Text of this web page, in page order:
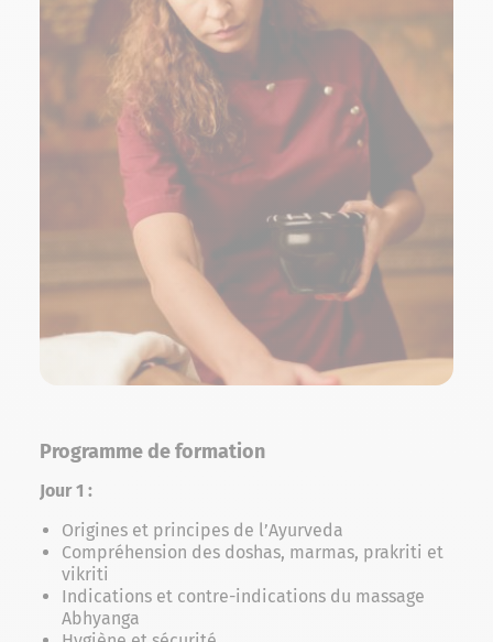
Programme de formation
Jour 1 :
Origines et principes de l’Ayurveda
Compréhension des doshas, marmas, prakriti et
vikriti
Indications et contre-indications du massage
Abhyanga